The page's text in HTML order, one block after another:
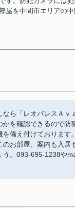
屋を中間市エリアの
ら「レオパレスＡｖ
を確認できるので防
備え付けております
お部屋、案内も入居
。093-695-1238や